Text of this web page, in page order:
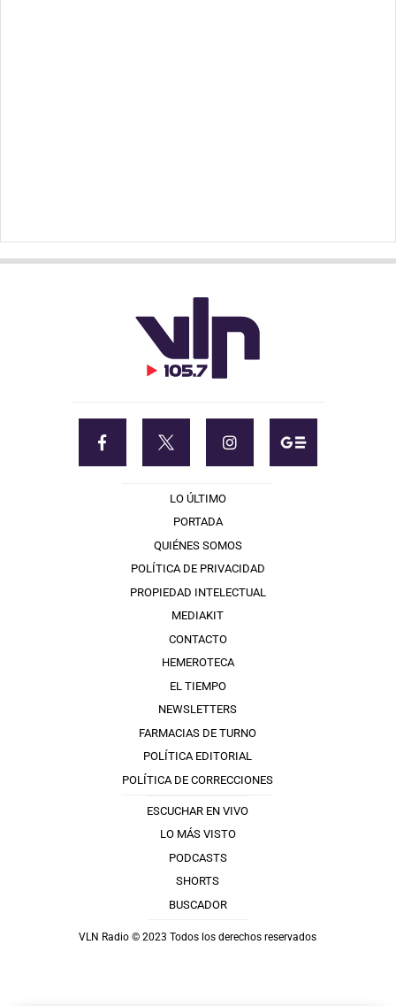
LO ÚLTIMO
PORTADA
QUIÉNES SOMOS
POLÍTICA DE PRIVACIDAD
PROPIEDAD INTELECTUAL
MEDIAKIT
CONTACTO
HEMEROTECA
EL TIEMPO
NEWSLETTERS
FARMACIAS DE TURNO
POLÍTICA EDITORIAL
POLÍTICA DE CORRECCIONES
ESCUCHAR EN VIVO
LO MÁS VISTO
PODCASTS
SHORTS
BUSCADOR
VLN Radio © 2023 Todos los derechos reservados